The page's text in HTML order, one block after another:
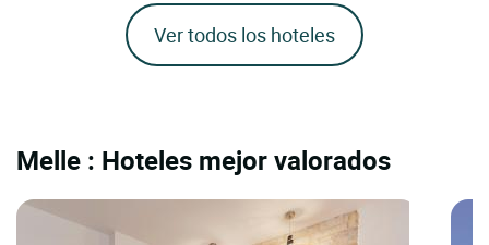
Ver todos los hoteles
Melle : Hoteles mejor valorados